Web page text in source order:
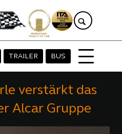
TRAILER BUS
verstärkt das
Alcar Gruppe